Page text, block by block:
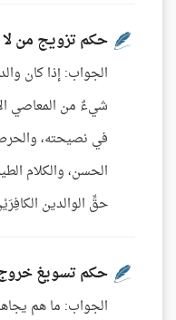
حكم تزويج من
الجواب: إذا كان
شيءٌ من المعاصي
في نصيحته،
الحسن، والكلام
حقِّ الوالدين
حكم تسويغ خروج
الجواب: ما هم